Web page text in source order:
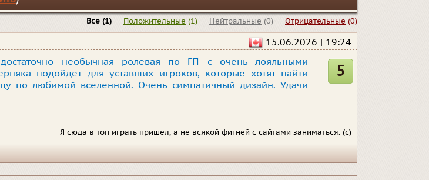
Отрицательные (0)
Нейтральные (0)
Положительные (1)
Все (1)
15.06.2026 | 19:24
необычная ролевая по ГП с очень лояльными
подойдет для уставших игроков, которые хотят найти
по любимой вселенной. Очень симпатичный дизайн. Удачи
5
Я сюда в топ играть пришел, а не всякой фигней с сайтами заниматься. (с)